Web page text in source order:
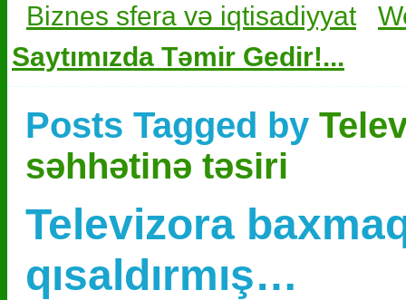
Biznes sfera və iqtisadiyyat
Saytımızda Təmir Gedir!...
Posts Tagged by
səhhətinə təsiri
Televizora
qısaldırmış…